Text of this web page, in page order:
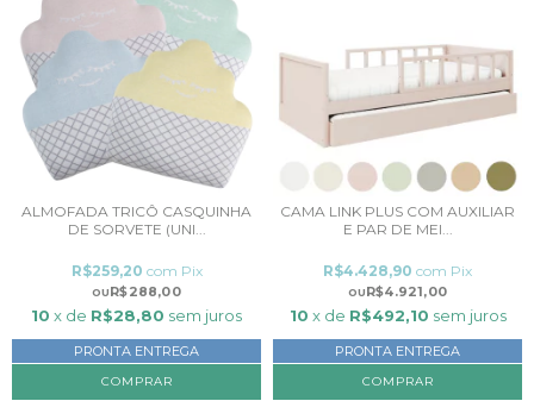
ALMOFADA TRICÔ CASQUINHA
DE SORVETE (UNI...
R$288,00
R$259,20 com Pix
10 x de R$28,80 sem juros
PRONTA ENTREGA
COMPRAR
CAMA LINK PLUS COM AUXILIAR
E PAR DE MEI...
R$4.921,00
R$4.428,90 com Pix
10 x de R$492,10 sem juros
PRONTA ENTREGA
COMPRAR